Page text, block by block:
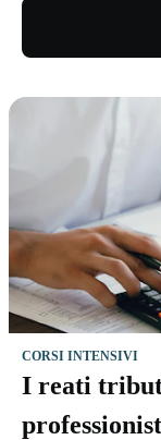
CORSI INTENSIVI
I reati